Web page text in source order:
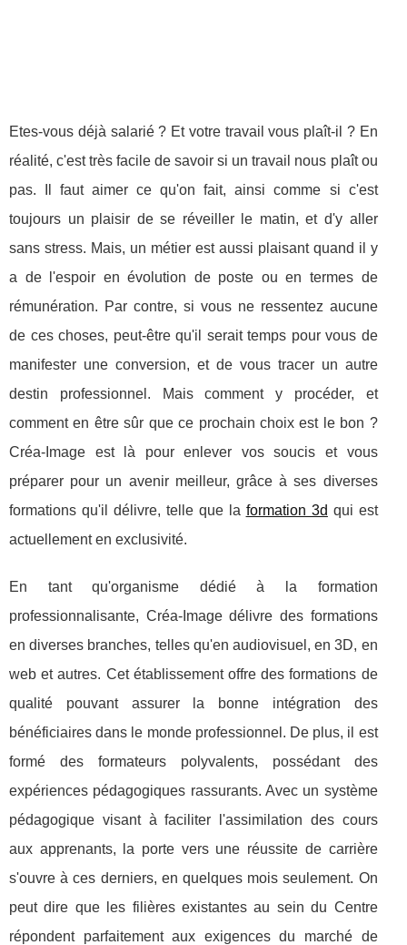
Etes-vous déjà salarié ? Et votre travail vous plaît-il ? En
réalité, c'est très facile de savoir si un travail nous plaît ou
pas. Il faut aimer ce qu'on fait, ainsi comme si c'est
toujours un plaisir de se réveiller le matin, et d'y aller
sans stress. Mais, un métier est aussi plaisant quand il y
a de l'espoir en évolution de poste ou en termes de
rémunération. Par contre, si vous ne ressentez aucune
de ces choses, peut-être qu'il serait temps pour vous de
manifester une conversion, et de vous tracer un autre
destin professionnel. Mais comment y procéder, et
comment en être sûr que ce prochain choix est le bon ?
Créa-Image est là pour enlever vos soucis et vous
préparer pour un avenir meilleur, grâce à ses diverses
formations qu'il délivre, telle que la formation 3d qui est
actuellement en exclusivité.
En tant qu'organisme dédié à la formation
professionnalisante, Créa-Image délivre des formations
en diverses branches, telles qu'en audiovisuel, en 3D, en
web et autres. Cet établissement offre des formations de
qualité pouvant assurer la bonne intégration des
bénéficiaires dans le monde professionnel. De plus, il est
formé des formateurs polyvalents, possédant des
expériences pédagogiques rassurants. Avec un système
pédagogique visant à faciliter l'assimilation des cours
aux apprenants, la porte vers une réussite de carrière
s'ouvre à ces derniers, en quelques mois seulement. On
peut dire que les filières existantes au sein du Centre
répondent parfaitement aux exigences du marché de